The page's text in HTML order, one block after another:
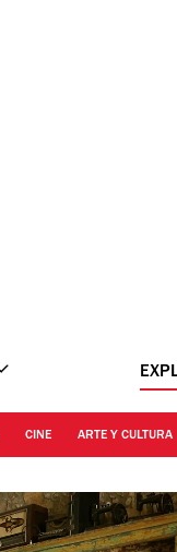
CINE ARTE Y CULTURA